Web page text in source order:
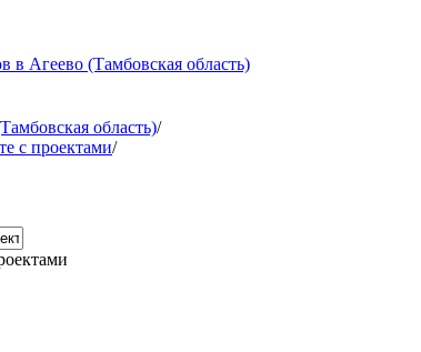
в Агеево (Тамбовская область)
область)/
с проектами/